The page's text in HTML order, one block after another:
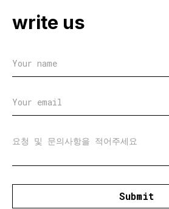
write us